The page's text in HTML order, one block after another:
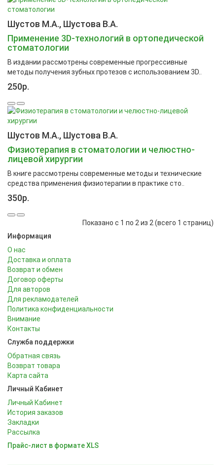
Шустов М.А., Шустова В.А.
Применение 3D-технологий в ортопедической
стоматологии
В издании рассмотрены современные прогрессивные
методы получения зубных протезов с использованием 3D..
250р.
Шустов М.А., Шустова В.А.
Физиотерапия в стоматологии и челюстно-
лицевой хирургии
В книге рассмотрены современные методы и технические
средства применения физиотерапии в практике сто..
350р.
Показано с 1 по 2 из 2 (всего 1 страниц)
Информация
О нас
Доставка и оплата
Возврат и обмен
Договор оферты
Для авторов
Для рекламодателей
Политика конфиденциальности
Внимание
Контакты
Служба поддержки
Обратная связь
Возврат товара
Карта сайта
Личный Кабинет
Личный Кабинет
История заказов
Закладки
Рассылка
Прайс-лист в формате XLS